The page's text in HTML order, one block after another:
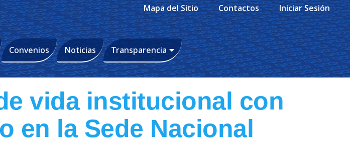
Mapa del Sitio Contactos Iniciar Sesión
Convenios Noticias Transparencia
vida institucional con
en la Sede Nacional